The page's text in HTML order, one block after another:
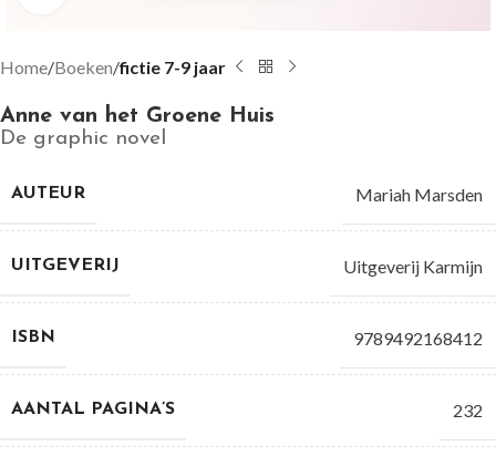
Home Boeken fictie 7-9 jaar
Anne van het Groene Huis
De graphic novel
AUTEUR Mariah Marsden
UITGEVERIJ Uitgeverij Karmijn
ISBN 9789492168412
AANTAL PAGINA’S 232